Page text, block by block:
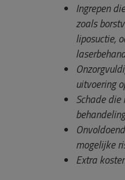
Ingrepen
zoals
liposuctie,
uitvoering
Schade
mogelijke
Extra